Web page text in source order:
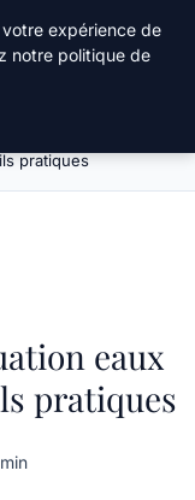
eaux :
pratiques
eaux
pratiques
expérience de
notre politique de